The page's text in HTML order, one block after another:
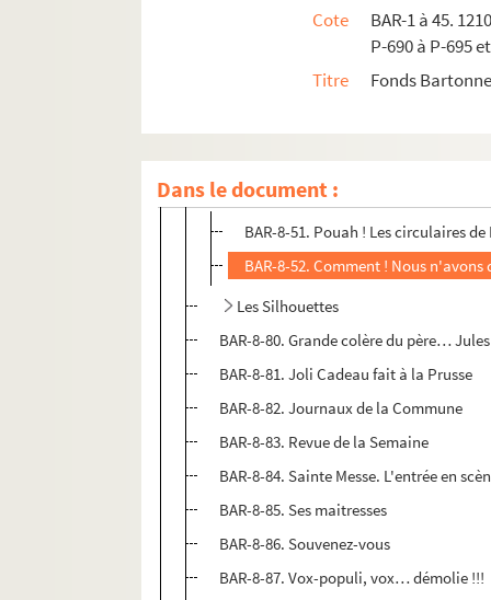
Cote
BAR-1 à 45.
P-690 à P-695
Titre
Fonds
Dans le document :
Série dites des prêtres
A son Excellence M. Thiers
Badingoscope
Paris dans les caves
La Scie
BAR-8-51. Pouah ! Les circulaires de
BAR-8-52. Comment ! Nous n'avons
Les Silhouettes
BAR-8-80. Grande colère du père…
BAR-8-81. Joli Cadeau fait à la Prusse
BAR-8-82. Journaux de la Commune
BAR-8-83. Revue de la Semaine
BAR-8-84. Sainte Messe. L'entrée en
BAR-8-85. Ses maitresses
BAR-8-86. Souvenez-vous
BAR-8-87. Vox-populi, vox… démolie !!!